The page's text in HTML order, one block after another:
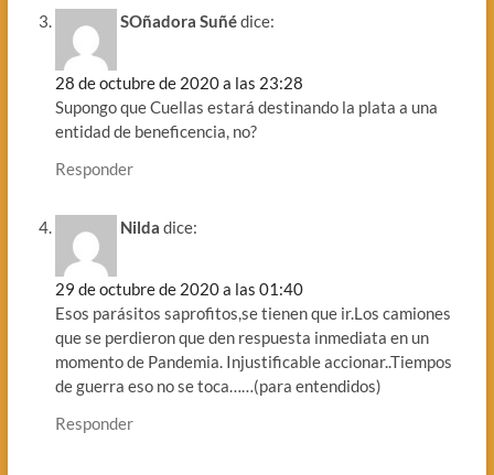
SOñadora Suñédice:
28 de octubre de 2020 a las 23:28
Supongo que Cuellas estará destinando la plata a una
entidad de beneficencia, no?
Responder
Nilda dice:
29 de octubre de 2020 a las 01:40
Esos parásitos saprofitos,se tienen que ir.Los camiones
que se perdieron que den respuesta inmediata en un
momento de Pandemia. Injustificable accionar..Tiempos
de guerra eso no se toca……(para entendidos)
Responder